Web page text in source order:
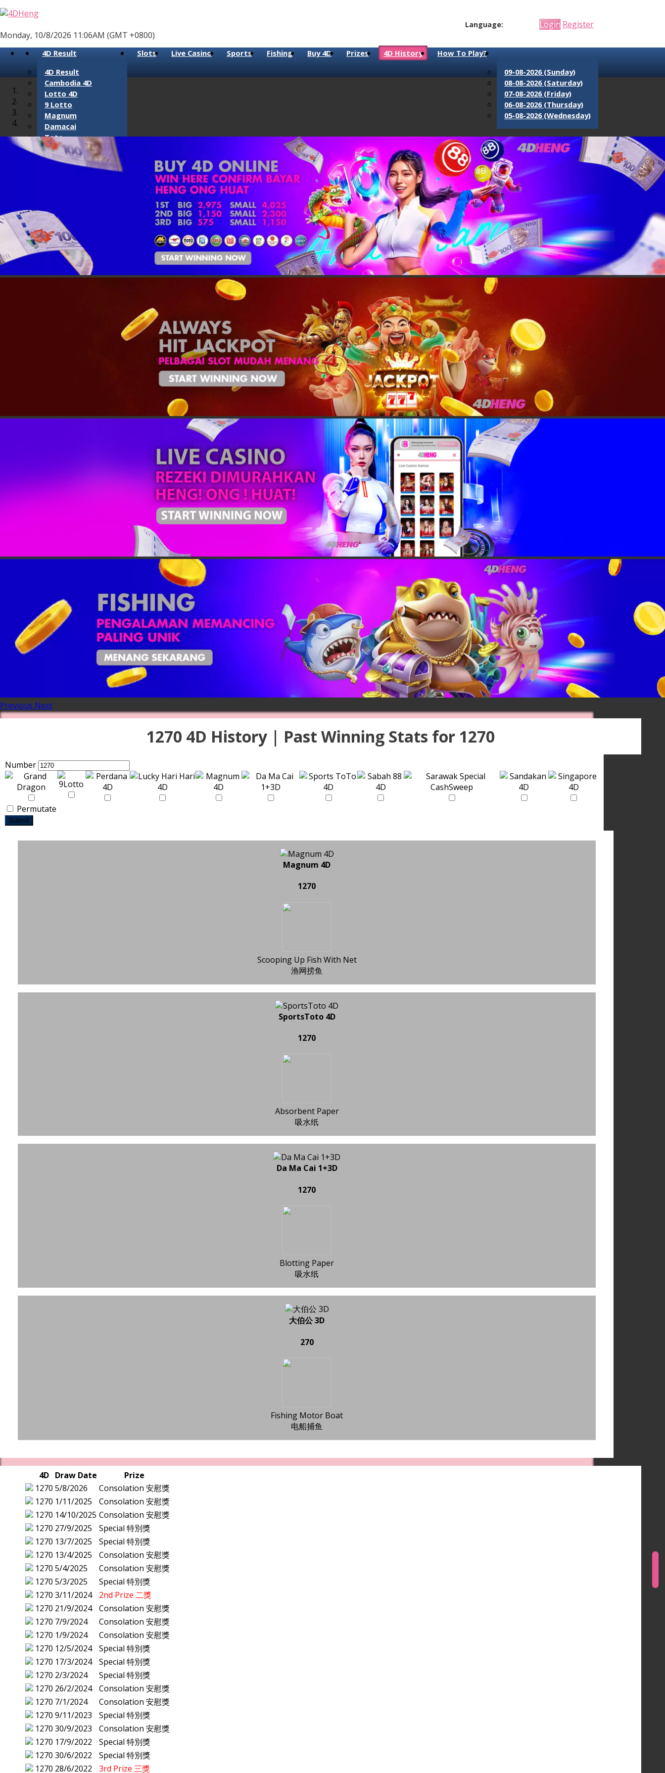
Language: Login Register
Monday, 10/8/2026 11:06AM (GMT +0800)
4D Result
4D Result
Cambodia 4D
Lotto 4D
9 Lotto
Magnum
Damacai
Toto
Sabah 88 4D
Sarawak Cashsweep
Sandakan 4D
Slots Live Casino Sports Fishing Buy 4D Prizes 4D History
How To Play?
09-08-2026 (Sunday)
08-08-2026 (Saturday)
07-08-2026 (Friday)
06-08-2026 (Thursday)
05-08-2026 (Wednesday)
Previous Next
1270 4D History | Past Winning Stats for 1270
Number
Permutate
Submit
Magnum 4D
1270
Scooping Up Fish With Net
渔网捞鱼
SportsToto 4D
1270
Absorbent Paper
吸水纸
Da Ma Cai 1+3D
1270
Blotting Paper
吸水纸
大伯公 3D
270
Fishing Motor Boat
电船捕鱼
4D Draw Date
Prize
1270 5/8/2026
Consolation 安慰獎
1270 1/11/2025
Consolation 安慰獎
1270 14/10/2025 Consolation 安慰獎
1270 27/9/2025
Special 特別獎
1270 13/7/2025
Special 特別獎
1270 13/4/2025
Consolation 安慰獎
1270 5/4/2025
Consolation 安慰獎
1270 5/3/2025
Special 特別獎
1270 3/11/2024
2nd Prize 二獎
1270 21/9/2024
Consolation 安慰獎
1270 7/9/2024
Consolation 安慰獎
1270 1/9/2024
Consolation 安慰獎
1270 12/5/2024
Special 特別獎
1270 17/3/2024
Special 特別獎
1270 2/3/2024
Special 特別獎
1270 26/2/2024
Consolation 安慰獎
1270 7/1/2024
Consolation 安慰獎
1270 9/11/2023
Special 特別獎
1270 30/9/2023
Consolation 安慰獎
1270 17/9/2022
Special 特別獎
1270 30/6/2022
Special 特別獎
1270 28/6/2022 3rd Prize 三獎